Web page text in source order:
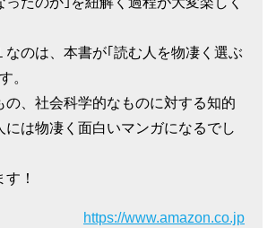
のは、本書が｢読む人を物凄く選ぶ
。
の、社会科学的なものに対する知的
には物凄く面白いマンガになるでし
！
https://www.amazon.co.jp